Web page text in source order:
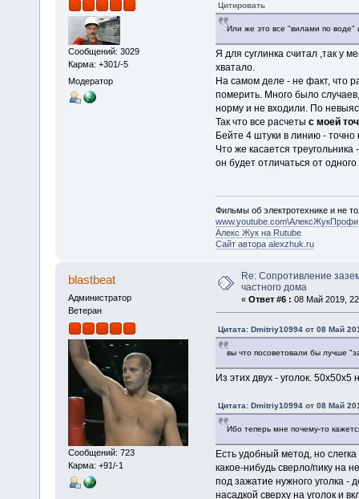
Сообщений: 3029
Карма: +301/-5
Модератор
Цитировать
Или же это все "вилами по воде"
Я для суглинка считал ,так у
хватало.
На самом деле - не факт, что
померить. Много было
норму и не входили. По
Так что все расчеты с моей
Бейте 4 штуки в линию - точно
Что же касается
он будет отличаться от
Фильмы об электротехнике и не
www.youtube.com\АлексЖукПрофи
Алекс Жук на Rutube
Сайт автора alexzhuk.ru
blastbeat
Администратор
Ветеран
Сообщений: 723
Карма: +91/-1
Re: Сопротивление
частного дома
« Ответ #6 : 08 Май 2019,
Цитата: Dmitriy10994 от 08 Май
вы что посоветовали бы лучше
Из этих двух - уголок. 50х50х5
Цитата: Dmitriy10994 от 08 Май
Ибо теперь мне почему-то
Есть удобный метод, но
какое-нибудь сверло/пику на
под зажатие нужного уголка -
насадкой сверху на уголок и